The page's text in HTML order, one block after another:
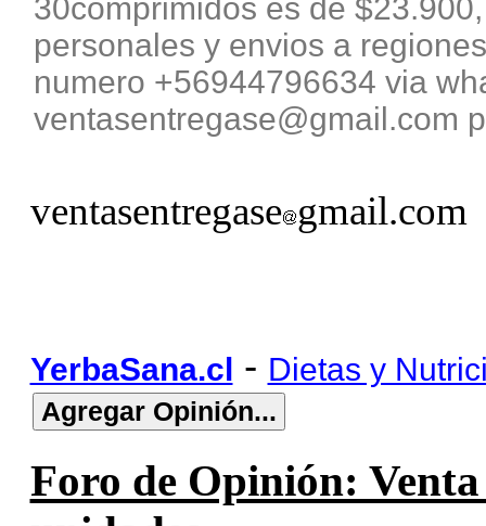
30comprimidos es de
personales y envios a
numero +56944796634 via
ventasentregase@gmail.com
ventasentregase gmail.com
YerbaSana.cl - Dietas y
Foro de Opinión: